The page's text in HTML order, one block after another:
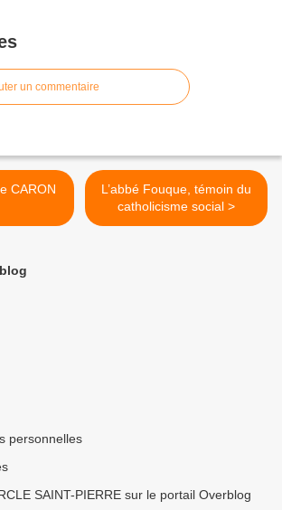
un commentaire
CARON
L’abbé Fouque, témoin du
catholicisme social >
personnelles
SAINT-PIERRE sur le portail Overblog